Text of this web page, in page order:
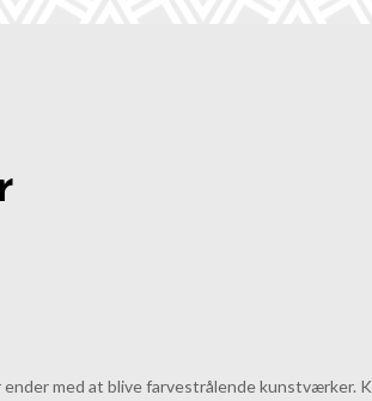
med at blive farvestrålende